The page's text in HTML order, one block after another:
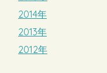
2014年
2013年
2012年